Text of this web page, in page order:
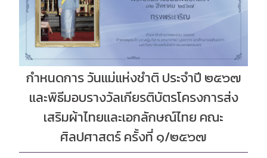
กำหนดการ วันแม่แห่งชำติ ประจำปี ๒๕๖๗
และพิธีมอบรางวัลเกียรติบัตรโครงการส่ง
เสริมผ้าไทยและเอกลักษณ์ไทย คณะ
ศิลปศาสตร์ ครั้งที่ ๑/๒๕๖๗